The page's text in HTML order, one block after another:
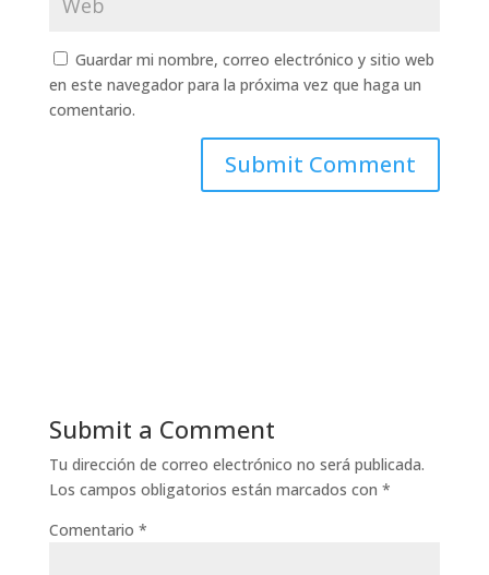
Guardar mi nombre, correo electrónico y sitio web
en este navegador para la próxima vez que haga un
comentario.
Submit a Comment
Tu dirección de correo electrónico no será publicada.
Los campos obligatorios están marcados con *
Comentario *